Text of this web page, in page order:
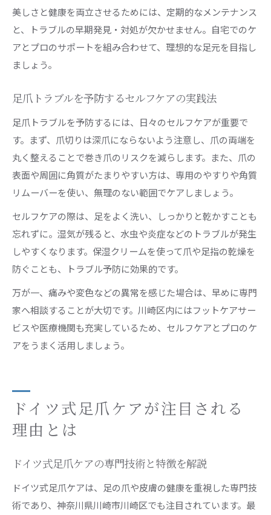
美しさと健康を両立させるためには、定期的なメンテナンス
と、トラブルの早期発見・対処が欠かせません。自宅でのケ
アとプロのサポートを組み合わせて、理想的な足元を目指し
ましょう。
足爪トラブルを予防するセルフケアの実践法
足爪トラブルを予防するには、日々のセルフケアが重要で
す。まず、爪切りは深爪にならないよう注意し、爪の両端を
丸く整えることで巻き爪のリスクを減らします。また、爪の
表面や周囲に角質がたまりやすい方は、専用のやすりや角質
リムーバーを使い、無理のない範囲でケアしましょう。
セルフケアの際は、足をよく洗い、しっかりと乾かすことも
忘れずに。湿気が残ると、水虫や炎症などのトラブルが発生
しやすくなります。保湿クリームを使って爪や足指の乾燥を
防ぐことも、トラブル予防に効果的です。
万が一、痛みや変色などの異常を感じた場合は、早めに専門
家へ相談することが大切です。川崎区内にはフットケアサー
ビスや医療機関も充実しているため、セルフケアとプロのケ
アをうまく活用しましょう。
ドイツ式足爪ケアが注目される
理由とは
ドイツ式足爪ケアの専門技術と特徴を解説
ドイツ式足爪ケアは、足の爪や皮膚の健康を重視した専門技
術であり、神奈川県川崎市川崎区でも注目されています。最